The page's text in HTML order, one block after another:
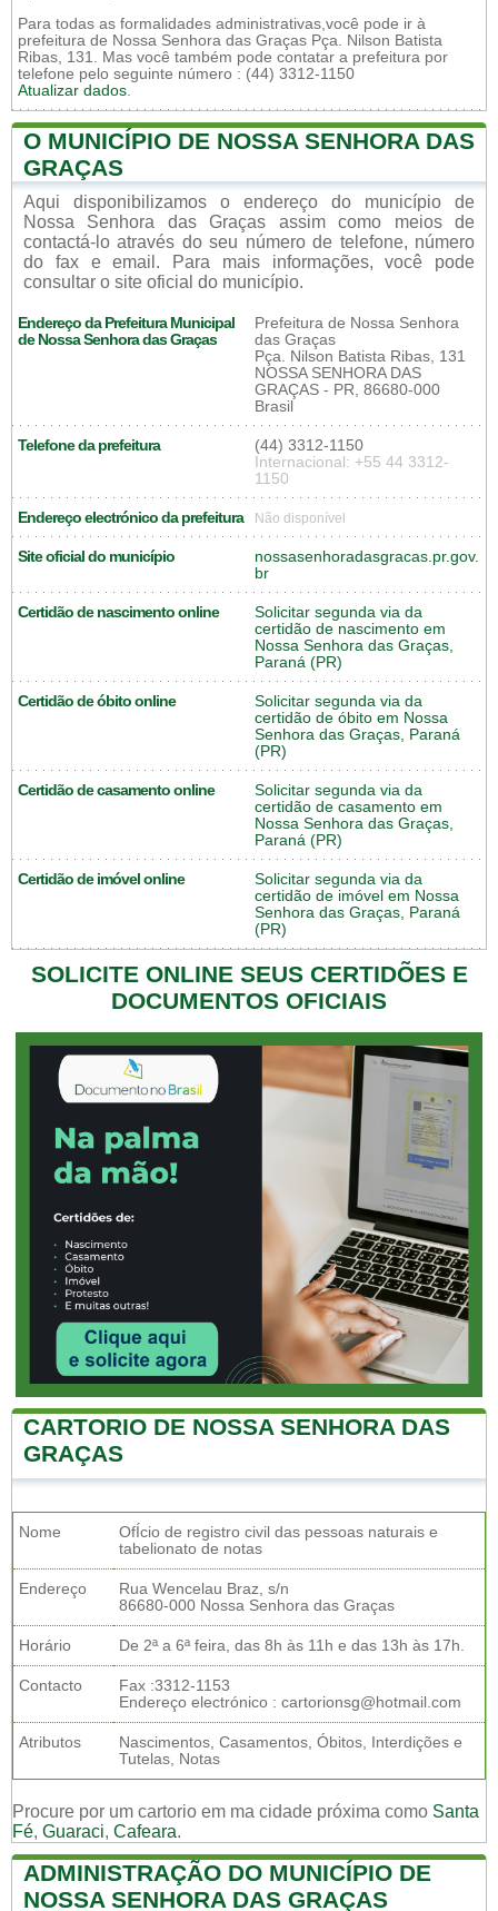
Para todas as formalidades administrativas,você pode ir à
prefeitura de Nossa Senhora das Graças Pça. Nilson Batista
Ribas, 131. Mas você também pode contatar a prefeitura por
telefone pelo seguinte número : (44) 3312-1150
Atualizar dados.
O MUNICÍPIO DE NOSSA SENHORA DAS
GRAÇAS
Aqui disponibilizamos o endereço do município de
Nossa Senhora das Graças assim como meios de
contactá-lo através do seu número de telefone, número
do fax e email. Para mais informações, você pode
consultar o site oficial do município.
Endereço da Prefeitura Municipal
de Nossa Senhora das Graças
Prefeitura de Nossa Senhora
das Graças
Pça. Nilson Batista Ribas, 131
NOSSA SENHORA DAS
GRAÇAS - PR, 86680-000
Brasil
Telefone da prefeitura
(44) 3312-1150
Internacional: +55 44 3312-
1150
Endereço electrónico da prefeitura Não disponível
Site oficial do município
nossasenhoradasgracas.pr.gov.
br
Certidão de nascimento online
Solicitar segunda via da
certidão de nascimento em
Nossa Senhora das Graças,
Paraná (PR)
Certidão de óbito online
Solicitar segunda via da
certidão de óbito em Nossa
Senhora das Graças, Paraná
(PR)
Certidão de casamento online
Solicitar segunda via da
certidão de casamento em
Nossa Senhora das Graças,
Paraná (PR)
Certidão de imóvel online
Solicitar segunda via da
certidão de imóvel em Nossa
Senhora das Graças, Paraná
(PR)
SOLICITE ONLINE SEUS CERTIDÕES E
DOCUMENTOS OFICIAIS
CARTORIO DE NOSSA SENHORA DAS
GRAÇAS
Nome
OfÍcio de registro civil das pessoas naturais e
tabelionato de notas
Endereço
Rua Wencelau Braz, s/n
86680-000 Nossa Senhora das Graças
Horário De 2ª a 6ª feira, das 8h às 11h e das 13h às 17h.
Contacto
Fax :3312-1153
Endereço electrónico : cartorionsg@hotmail.com
Atributos
Nascimentos, Casamentos, Óbitos, Interdições e
Tutelas, Notas
Procure por um cartorio em ma cidade próxima como Santa
Fé, Guaraci, Cafeara.
ADMINISTRAÇÃO DO MUNICÍPIO DE
NOSSA SENHORA DAS GRAÇAS